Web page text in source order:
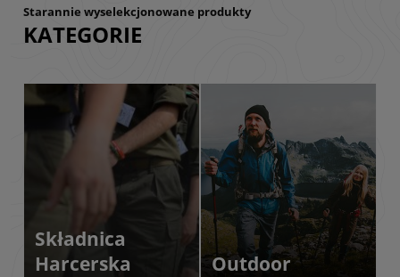
Starannie wyselekcjonowane produkty
KATEGORIE
Składnica
Harcerska
Outdoor